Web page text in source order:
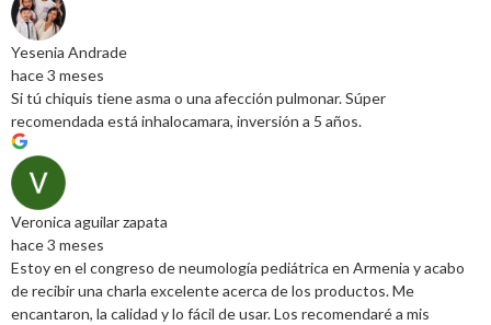
Yesenia Andrade
hace 3 meses
Si tú chiquis tiene asma o una afección pulmonar. Súper
recomendada está inhalocamara, inversión a 5 años.
Veronica aguilar zapata
hace 3 meses
Estoy en el congreso de neumología pediátrica en Armenia y acabo
de recibir una charla excelente acerca de los productos. Me
encantaron, la calidad y lo fácil de usar. Los recomendaré a mis